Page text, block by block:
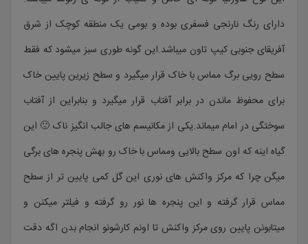
دارای رنگ نارنجی فسفری بوده و بومی یک منطقه کوچک از شرق
آفریقای جنوبی کیپ تاون میباشد.این گونه طوری سبز میشود که فقط
سطح رویی برگ مماس با خاک قرار میگیرد و سطح زیرین پایین خاک
برای محفوظ ماندن در برابر آفتاب قرار میگیرد و بنابراین از آفتاب
سوختگی در امام میماند.یکی از مکانیسم های جالب انگیز ناک 🙂 این
گیاه اینه که اون سطح بالایی ومماس با خاک رو بهش پنجره های برگی
میگن چرا که مرکز واکنش های نوری این گل کمی پایین تر از سطح
مماس قرار گرفته و این پنجره ها نور رو گرفته و فیلتر میکنن و
میتابونن پایین روی مرکز واکنش تا اونم کارشونو انجام بدن اگه دقت